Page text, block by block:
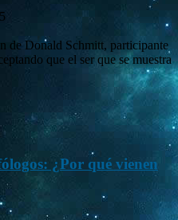
de Donald Schmitt, participante
que el ser que se muestra
¿Por qué vienen